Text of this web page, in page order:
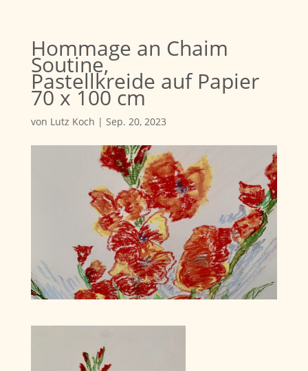
Hommage an Chaim
Soutine,
Pastellkreide auf Papier
70 x 100 cm
von Lutz Koch | Sep. 20, 2023